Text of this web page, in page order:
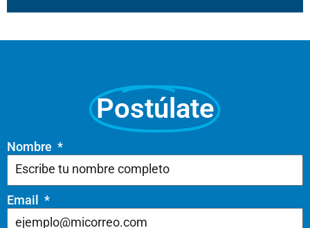
Postúlate
Nombre
Email